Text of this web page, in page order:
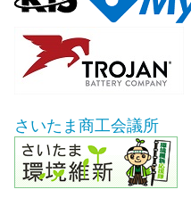
さいたま商工会議所